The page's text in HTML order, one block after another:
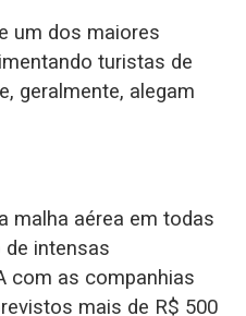
um dos maiores
turistas de
geralmente, alegam
malha aérea em todas
intensas
com as companhias
mais de R$ 500